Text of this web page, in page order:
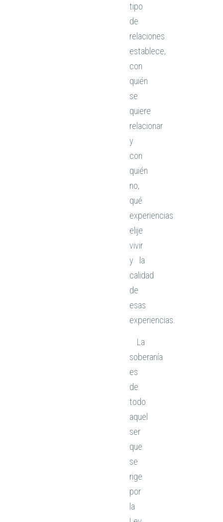
tipo
de
relaciones
establece,
con
quién
se
quiere
relacionar
y
con
quién
no,
qué
experiencias
elije
vivir
y la
calidad
de
esas
experiencias.
La
soberanía
es
de
todo
aquel
ser
que
se
rige
por
la